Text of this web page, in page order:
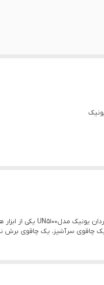
زنگ و فوق‌العاده‌ محکم می باشد.
چاقوی سرآشپز، یک چاقوی برش